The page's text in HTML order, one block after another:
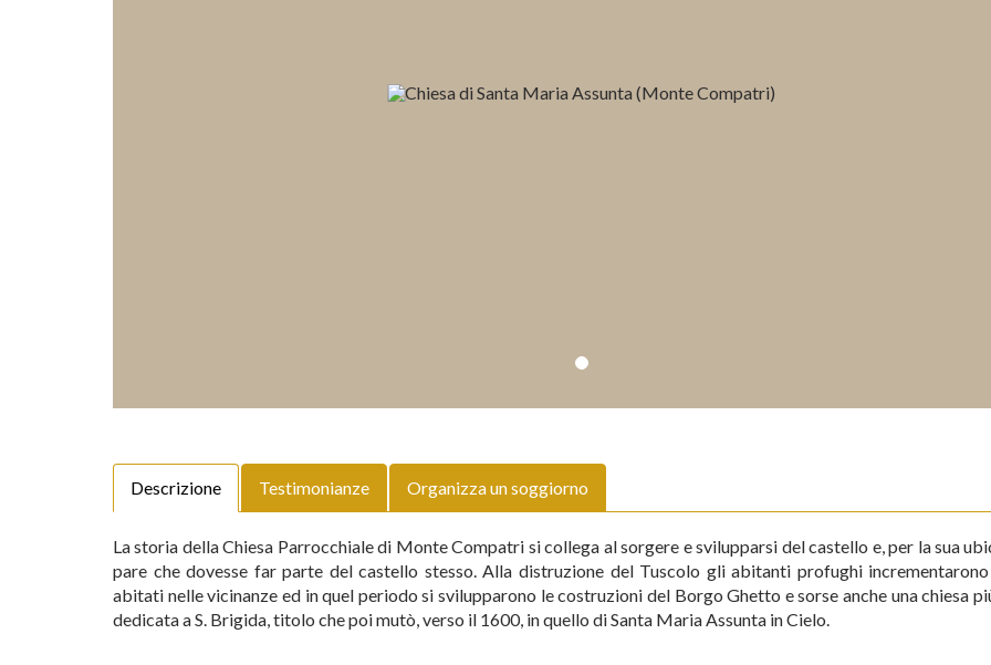
Descrizione Testimonianze Organizza un soggiorno
La storia della Chiesa Parrocchiale di Monte Compatri si collega al sorgere e svilupparsi del castello e, per la sua
pare che dovesse far parte del castello stesso. Alla distruzione del Tuscolo gli abitanti profughi
abitati nelle vicinanze ed in quel periodo si svilupparono le costruzioni del Borgo Ghetto e sorse anche una chiesa
dedicata a S. Brigida, titolo che poi mutò, verso il 1600, in quello di Santa Maria Assunta in Cielo.